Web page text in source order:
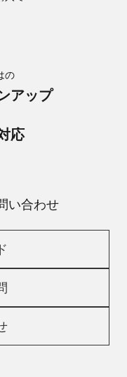
の
アップ
応
い合わせ